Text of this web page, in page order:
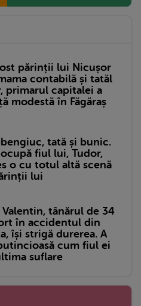
părinții lui Nicușor
contabilă și tatăl
primarul capitalei a
modestă în Făgăraș
tată și bunic.
fiul lui, Tudor,
o cu totul altă scenă
lui
Valentin, tânărul de 34
în accidentul din
își strigă durerea. A
cum fiul ei
suflare